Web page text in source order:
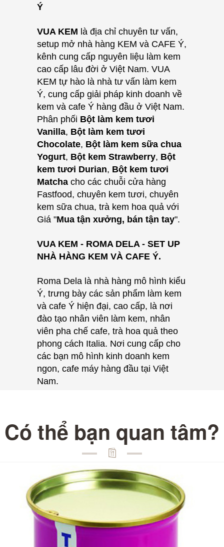
Ý
VUA KEM là địa chỉ chuyên tư vấn,
setup mở nhà hàng KEM và CAFE Ý,
kênh cung cấp nguyên liệu làm kem
cao cấp lâu đời ở Việt Nam. VUA
KEM tự hào là nhà tư vấn làm kem
Ý, cung cấp giải pháp kinh doanh về
kem và cafe Ý hàng đầu ở Việt Nam.
Phân phối Bột làm kem tươi
Vanilla, Bột làm kem tươi
Chocolate, Bột làm kem sữa chua
Yogurt, Bột kem Strawberry, Bột
kem tươi Durian, Bột kem tươi
Matcha cho các chuỗi cửa hàng
Fastfood, chuyên kem tươi, chuyên
kem sữa chua, trà kem hoa quả với
Giá "Mua tận xưởng, bán tận tay".
VUA KEM - ROMA DELA - SET UP
NHÀ HÀNG KEM VÀ CAFE Ý.
Roma Dela là nhà hàng mô hình kiểu
Ý, trưng bày các sản phẩm làm kem
và cafe Ý hiện đại, cao cấp, là nơi
đào tạo nhân viên làm kem, nhân
viên pha chế cafe, trà hoa quả theo
phong cách Italia. Nơi cung cấp cho
các bạn mô hình kinh doanh kem
ngon, cafe máy hàng đầu tại Việt
Nam.
Có thể bạn quan tâm?